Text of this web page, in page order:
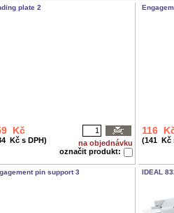
plate 2
na objednávku
označit produkt:
Kč
Kč s DPH)
116
(141 Kč
pin support 3 IDEAL